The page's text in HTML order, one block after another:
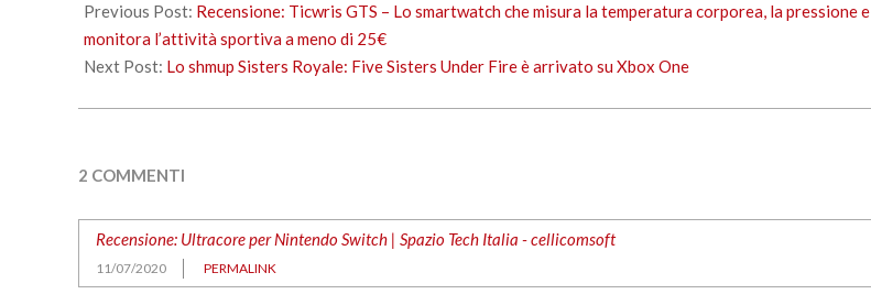
07-
11
Previous Post: Recensione: Ticwris GTS – Lo smartwatch che misura la temperatura corporea, la pressione e
monitora l’attività sportiva a meno di 25€
Next Post: Lo shmup Sisters Royale: Five Sisters Under Fire è arrivato su Xbox One
2 COMMENTI
Recensione: Ultracore per Nintendo Switch | Spazio Tech Italia - cellicomsoft
11/07/2020 PERMALINK